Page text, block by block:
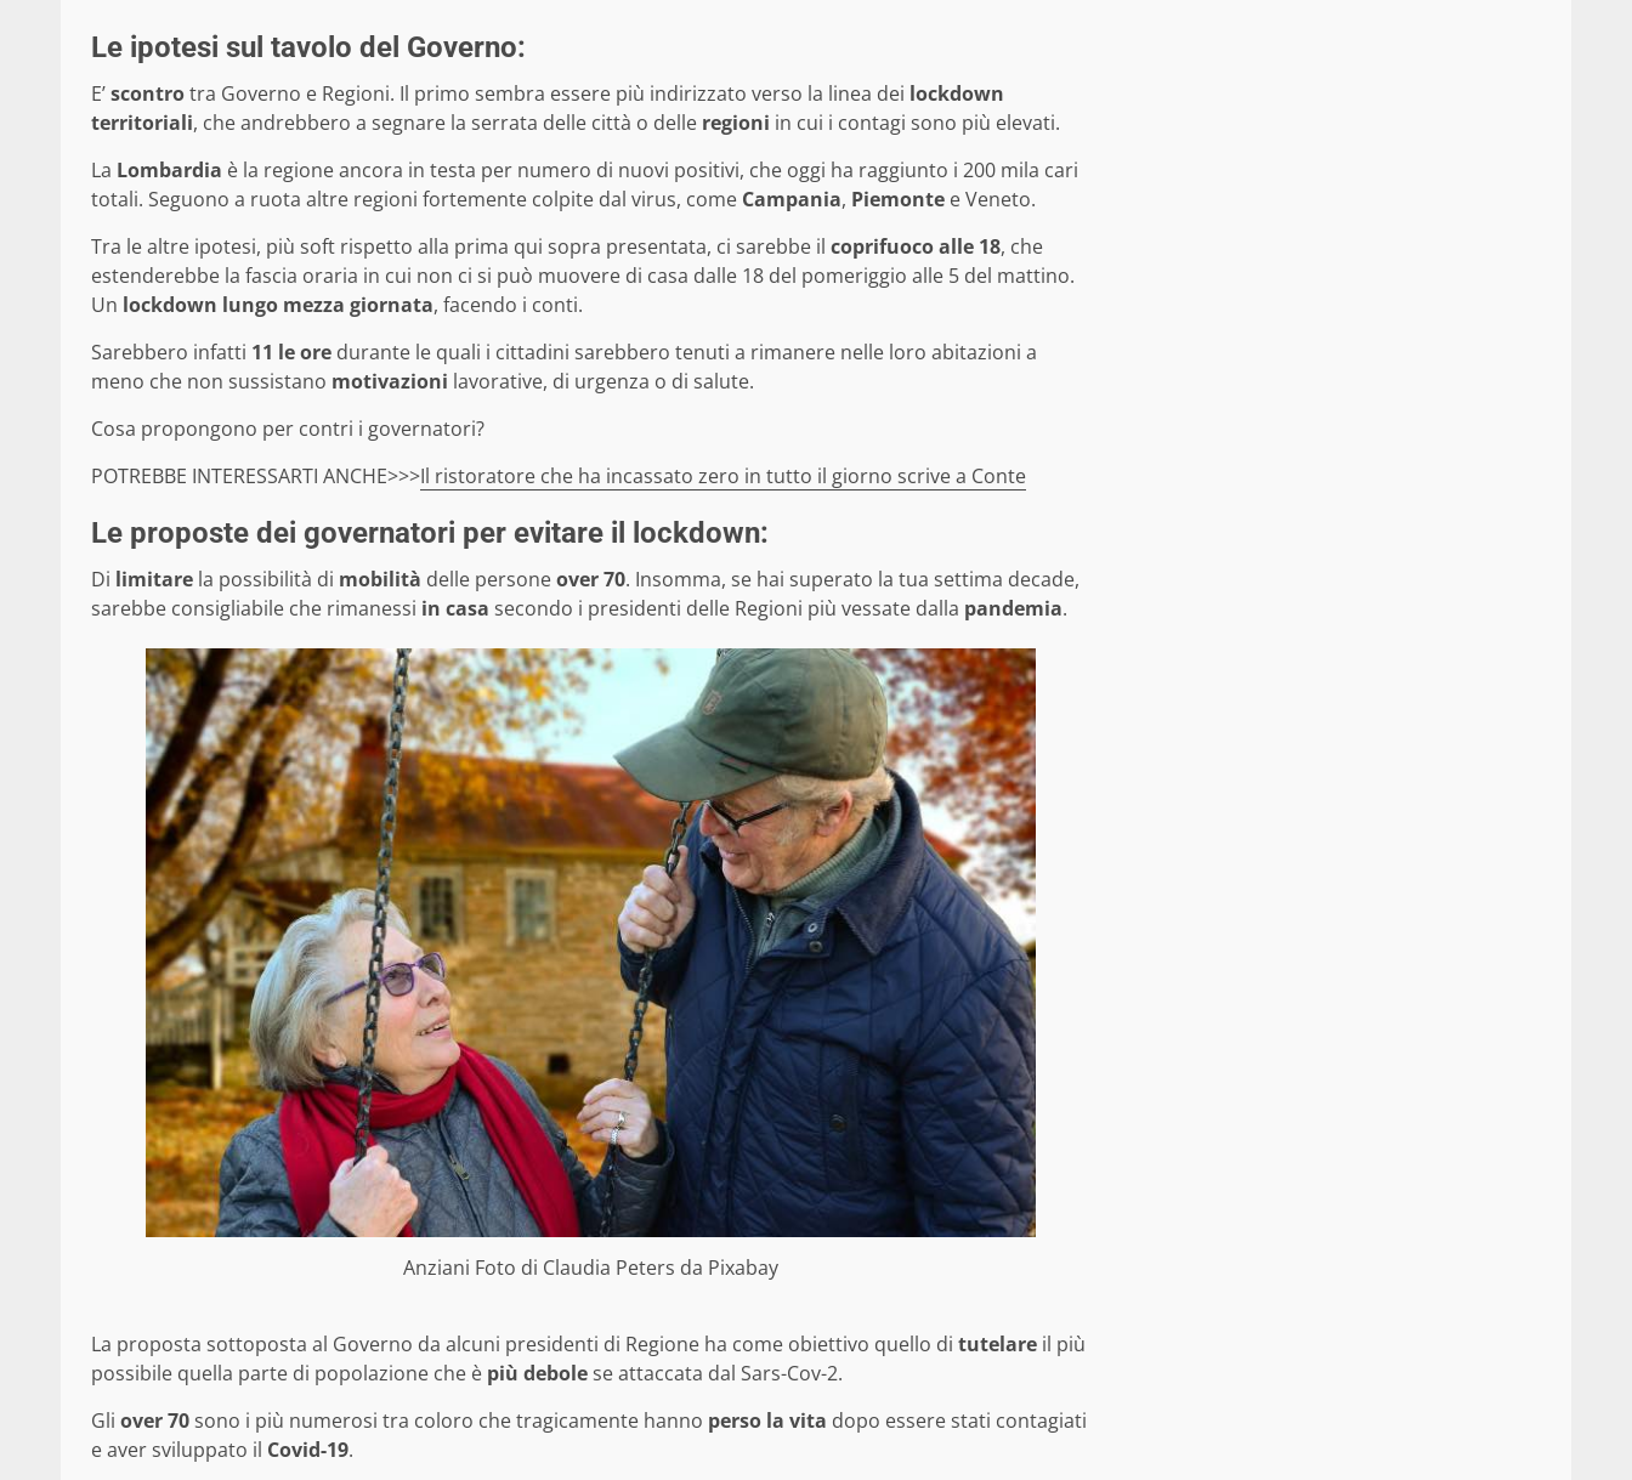
Le ipotesi sul tavolo del Governo:
E’scontrotra Governo e Regioni. Il primo sembra essere più indirizzato verso la linea dei lockdown
territoriali, che andrebbero a segnare la serrata delle città o delle regioni in cui i contagi sono più elevati.
La Lombardia è la regione ancora in testa per numero di nuovi positivi, che oggi ha raggiunto i 200 mila cari
totali. Seguono a ruota altre regioni fortemente colpite dal virus, come Campania, Piemonte e Veneto.
Tra le altre ipotesi, più soft rispetto alla prima qui sopra presentata, ci sarebbe il coprifuoco alle 18, che
estenderebbe la fascia oraria in cui non ci si può muovere di casa dalle 18 del pomeriggio alle 5 del mattino.
Un lockdown lungo mezza giornata, facendo i conti.
Sarebbero infatti 11 le ore durante le quali i cittadini sarebbero tenuti a rimanere nelle loro abitazioni a
meno che non sussistano motivazioni lavorative, di urgenza o di salute.
Cosa propongono per contri i governatori?
POTREBBE INTERESSARTI ANCHE>>>Il ristoratore che ha incassato zero in tutto il giorno scrive a Conte
Le proposte dei governatori per evitare il lockdown:
Di limitare la possibilità di mobilità delle personeover 70. Insomma, se hai superato la tua settima decade,
sarebbe consigliabile che rimanessi in casa secondo i presidenti delle Regioni più vessate dalla pandemia.
Anziani Foto di Claudia Peters da Pixabay
La proposta sottoposta al Governo da alcuni presidenti di Regione ha come obiettivo quello di tutelare il più
possibile quella parte di popolazione che è più debolese attaccata dal Sars-Cov-2.
Gli over 70sono i più numerosi tra coloro che tragicamente hanno perso la vita dopo essere stati contagiati
e aver sviluppato il Covid-19.